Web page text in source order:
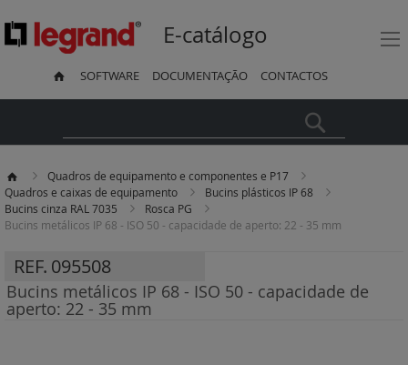
E-catálogo
SOFTWARE DOCUMENTAÇÃO CONTACTOS
Quadros de equipamento e componentes e P17
Quadros e caixas de equipamento
Bucins plásticos IP 68
Bucins cinza RAL 7035
Rosca PG
Bucins metálicos IP 68 - ISO 50 - capacidade de aperto: 22 - 35 mm
REF. 095508
Bucins metálicos IP 68 - ISO 50 - capacidade de
aperto: 22 - 35 mm